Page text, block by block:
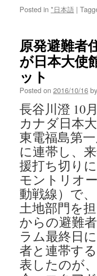
Posted in *日本語 |
原発避難者
が日本大使
ット
Posted on 2016/10/16by
長谷川澄 10
カナダ日本
東電福島第
に連帯し、
援打ち切り
モントリオ
動戦線）で
土地部門を
からの避難
ラム最終日
者と連帯す
表したのが